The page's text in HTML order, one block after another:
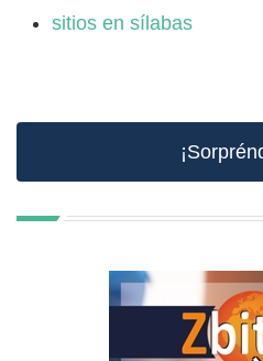
sitios en sílabas